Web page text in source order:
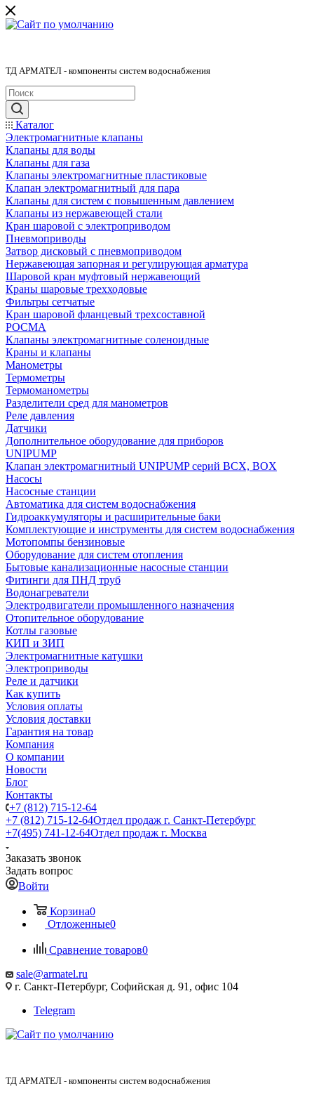
ТД АРМАТЕЛ - компоненты систем водоснабжения
Каталог
Электромагнитные клапаны
Клапаны для воды
Клапаны для газа
Клапаны электромагнитные пластиковые
Клапан электромагнитный для пара
Клапаны для систем с повышенным давлением
Клапаны из нержавеющей стали
Кран шаровой с электроприводом
Пневмоприводы
Затвор дисковый с пневмоприводом
Нержавеющая запорная и регулирующая арматура
Шаровой кран муфтовый нержавеющий
Краны шаровые трехходовые
Фильтры сетчатые
Кран шаровой фланцевый трехсоставной
РОСМА
Клапаны электромагнитные соленоидные
Краны и клапаны
Манометры
Термометры
Термоманометры
Разделители сред для манометров
Реле давления
Датчики
Дополнительное оборудование для приборов
UNIPUMP
Клапан электромагнитный UNIPUMP серий BCX, BOX
Насосы
Насосные станции
Автоматика для систем водоснабжения
Гидроаккумуляторы и расширительные баки
Комплектующие и инструменты для систем водоснабжения
Мотопомпы бензиновые
Оборудование для систем отопления
Бытовые канализационные насосные станции
Фитинги для ПНД труб
Водонагреватели
Электродвигатели промышленного назначения
Отопительное оборудование
Котлы газовые
КИП и ЗИП
Электромагнитные катушки
Электроприводы
Реле и датчики
Как купить
Условия оплаты
Условия доставки
Гарантия на товар
Компания
О компании
Новости
Блог
Контакты
+7 (812) 715-12-64
+7 (812) 715-12-64Отдел продаж г. Санкт-Петербург
+7(495) 741-12-64Отдел продаж г. Москва
Заказать звонок
Задать вопрос
Войти
Корзина0
Отложенные0
Сравнение товаров0
sale@armatel.ru
г. Санкт-Петербург, Софийская д. 91, офис 104
Telegram
ТД АРМАТЕЛ - компоненты систем водоснабжения